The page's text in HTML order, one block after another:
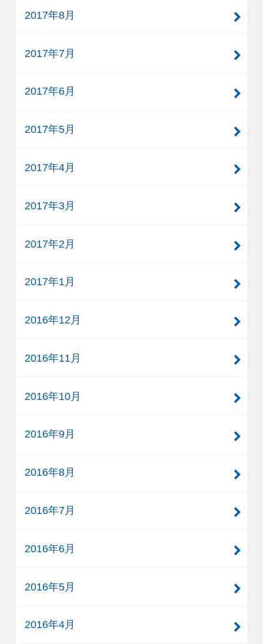
2017年8月
2017年7月
2017年6月
2017年5月
2017年4月
2017年3月
2017年2月
2017年1月
2016年12月
2016年11月
2016年10月
2016年9月
2016年8月
2016年7月
2016年6月
2016年5月
2016年4月